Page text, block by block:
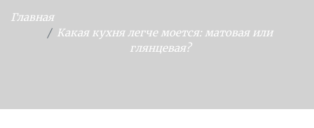
Главная
Какая кухня легче моется: матовая или
глянцевая?